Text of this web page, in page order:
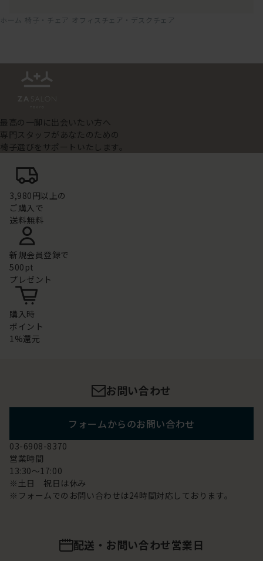
ホーム 椅子・チェア オフィスチェア・デスクチェア
最高の一脚に出会いたい方へ
専門スタッフがあなたのための
椅子選びをサポートいたします。
3,980円以上の
ご購入で
送料無料
新規会員登録で
500pt
プレゼント
購入時
ポイント
1%還元
お問い合わせ
フォームからのお問い合わせ
03-6908-8370
営業時間
13:30～17:00
※土日 祝日は休み
※フォームでのお問い合わせは24時間対応しております。
配送・お問い合わせ営業日